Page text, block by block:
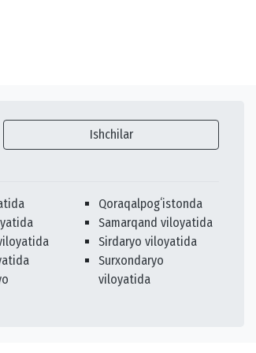
Ishchilar
Qoraqalpogʻistonda
Samarqand viloyatida
Sirdaryo viloyatida
Surxondaryo
viloyatida